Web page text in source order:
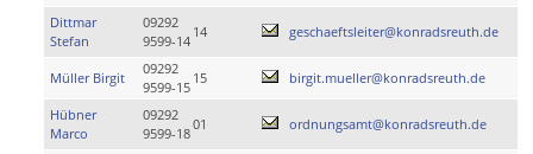
Dittmar
Stefan
09292
9599-14
14 geschaeftsleiter@konradsreuth.de
Müller Birgit
09292
9599-15
15 birgit.mueller@konradsreuth.de
Hübner
Marco
09292
9599-18
01 ordnungsamt@konradsreuth.de